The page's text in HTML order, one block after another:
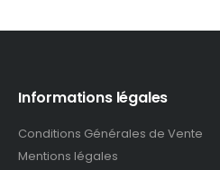
Informations légales
Conditions Générales de Vente
Mentions légales